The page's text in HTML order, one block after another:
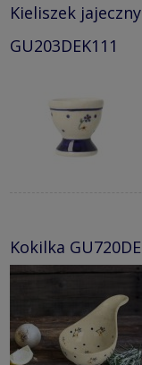
Kieliszek
GU203DEK111
Kokilka